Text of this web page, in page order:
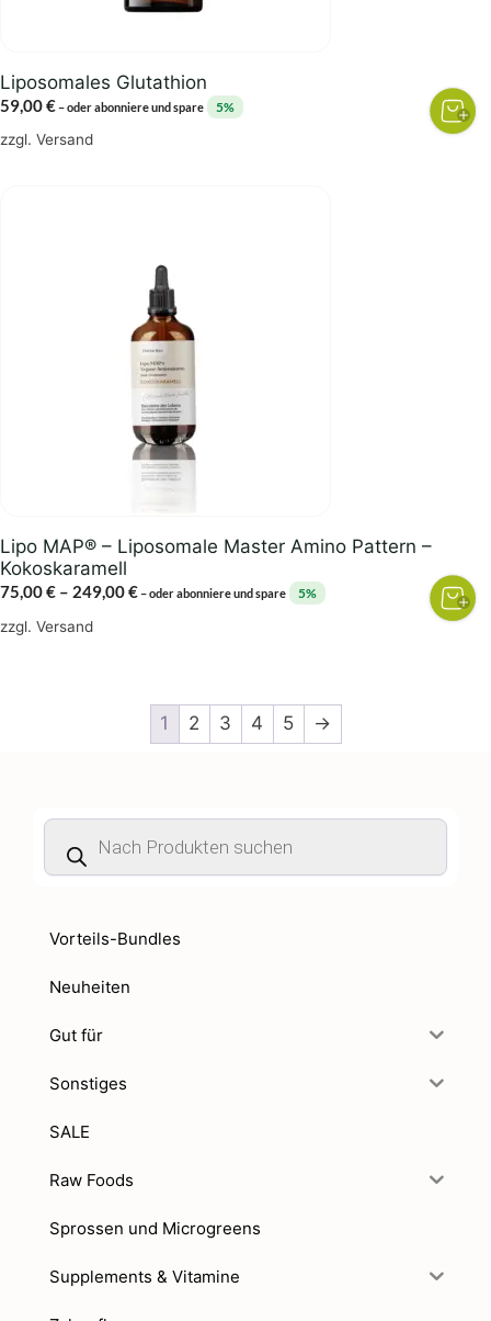
Liposomales Glutathion
59,00€ –oder abonniere und spare 5%
zzgl. Versand
Lipo MAP® – Liposomale Master Amino Pattern –
Kokoskaramell
75,00€ – 249,00€Preisspanne:
–oder abonniere und spare 5%
zzgl. Versand
werden
1 2 3 4 5 →
Products
search
Vorteils-Bundles
Neuheiten
Gut für
Sonstiges
SALE
Raw Foods
Sprossen und Microgreens
Supplements & Vitamine